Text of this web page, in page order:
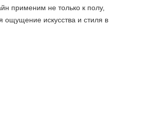
применим не только к полу,
ощущение искусства и стиля в